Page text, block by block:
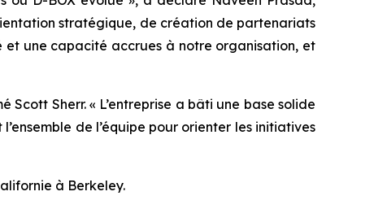
stratégique, de création de partenariats
une capacité accrues à notre organisation, et
Sherr. « L’entreprise a bâti une base solide
de l’équipe pour orienter les initiatives
à Berkeley.